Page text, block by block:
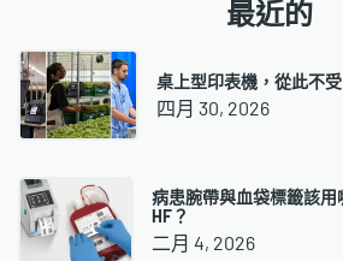
最近的
桌上型印表機，從此不
四月 30, 2026
病患腕帶與血袋標籤該用
HF？
二月 4, 2026